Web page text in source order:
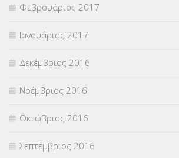
Φεβρουάριος 2017
Ιανουάριος 2017
Δεκέμβριος 2016
Νοέμβριος 2016
Οκτώβριος 2016
Σεπτέμβριος 2016